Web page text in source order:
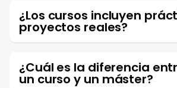
¿Los cursos incluyen
proyectos reales?
¿Cuál es la diferencia
un curso y un máster?